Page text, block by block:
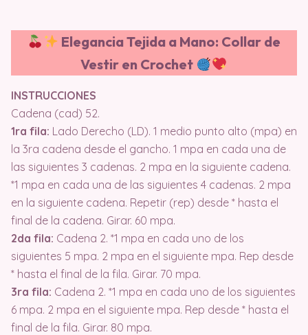
Elegancia Tejida a Mano: Collar de
Vestir en Crochet
INSTRUCCIONES
Cadena (cad) 52.
1ra fila: Lado Derecho (LD). 1 medio punto alto (mpa) en
la 3ra cadena desde el gancho. 1 mpa en cada una de
las siguientes 3 cadenas. 2 mpa en la siguiente cadena.
*1 mpa en cada una de las siguientes 4 cadenas. 2 mpa
en la siguiente cadena. Repetir (rep) desde * hasta el
final de la cadena. Girar. 60 mpa.
2da fila: Cadena 2. *1 mpa en cada uno de los
siguientes 5 mpa. 2 mpa en el siguiente mpa. Rep desde
* hasta el final de la fila. Girar. 70 mpa.
3ra fila: Cadena 2. *1 mpa en cada uno de los siguientes
6 mpa. 2 mpa en el siguiente mpa. Rep desde * hasta el
final de la fila. Girar. 80 mpa.